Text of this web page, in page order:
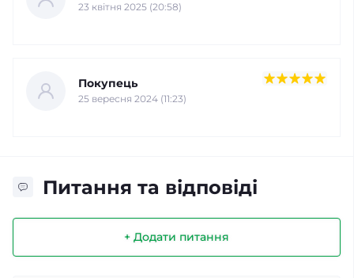
23 квітня 2025 (20:58)
Покупець
25 вересня 2024 (11:23)
Питання та відповіді
+ Додати питання